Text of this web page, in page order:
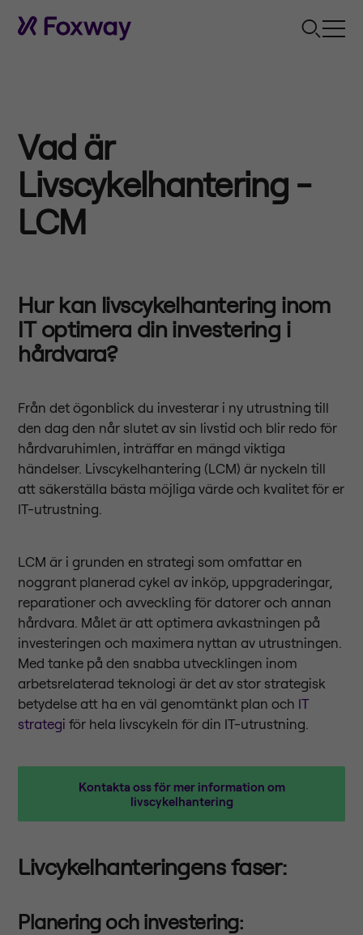
Vad är
Livscykelhantering -
LCM
Hur kan livscykelhantering inom
IT optimera din investering i
hårdvara?
Från det ögonblick du investerar i ny utrustning till
den dag den når slutet av sin livstid och blir redo för
hårdvaruhimlen, inträffar en mängd viktiga
händelser. Livscykelhantering (LCM) är nyckeln till
att säkerställa bästa möjliga värde och kvalitet för er
IT-utrustning.
LCM är i grunden en strategi som omfattar en
noggrant planerad cykel av inköp, uppgraderingar,
reparationer och avveckling för datorer och annan
hårdvara. Målet är att optimera avkastningen på
investeringen och maximera nyttan av utrustningen.
Med tanke på den snabba utvecklingen inom
arbetsrelaterad teknologi är det av stor strategisk
betydelse att ha en väl genomtänkt plan och IT
strategi för hela livscykeln för din IT-utrustning.
Kontakta oss för mer information om
livscykelhantering
Livcykelhanteringens faser:
Planering och investering: